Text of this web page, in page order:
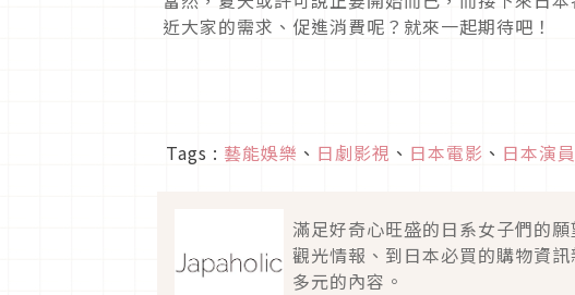
近大家的需求、促進消費呢？就來一起期待吧！
Tags : 藝能娛樂 、 日劇影視 、 日本電影 、 日本演員
滿足好奇心旺盛的日系女子們的
觀光情報、到日本必買的購物資
多元的內容。